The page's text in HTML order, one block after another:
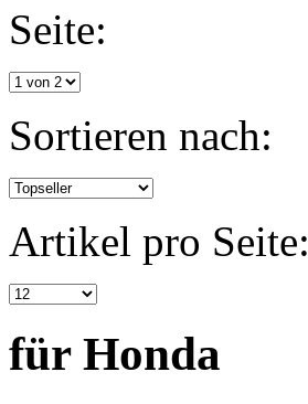
Seite:
Sortieren nach:
Artikel pro Seite:
für Honda